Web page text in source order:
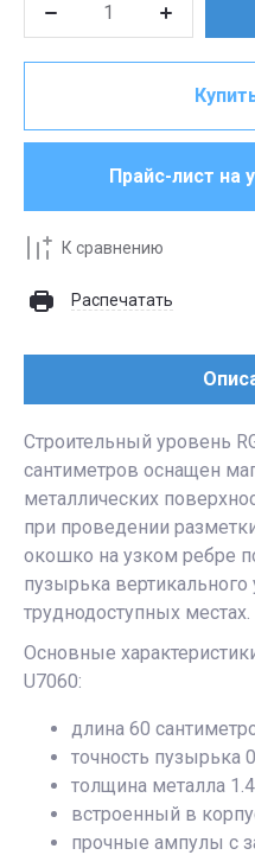
Прайс-лист на
К сравнению
Распечатать
Строительный уровень
сантиметров оснащен
металлических
при проведении
окошко на узком ребре
пузырька
труднодоступных местах.
Основные
U7060:
длина 60
точность пузырька
толщина металла
встроенный в
прочные ампулы с